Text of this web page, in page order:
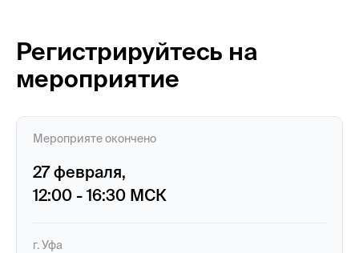
Регистрируйтесь на
мероприятие
Мероприяте окончено
27 февраля,
12:00 - 16:30 МСК
г. Уфа